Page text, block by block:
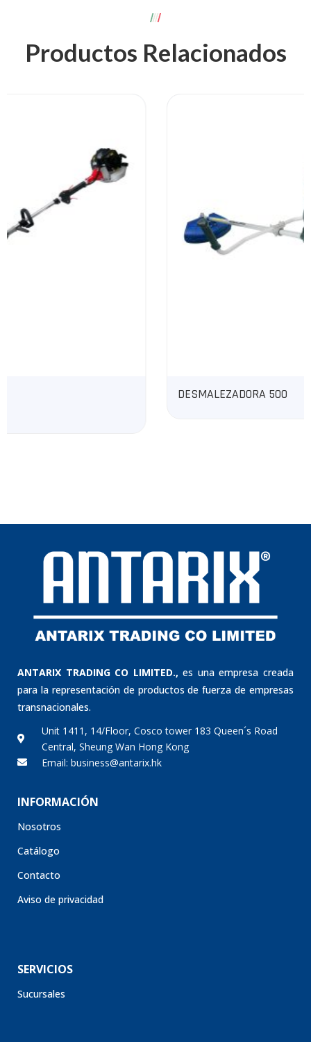
Productos Relacionados
para la representación de productos de fuerza de empresas
transnacionales.
Unit 1411, 14/Floor, Cosco tower 183 Queen´s Road
Central, Sheung Wan Hong Kong
Email: business@antarix.hk
INFORMACIÓN
SERVICIOS